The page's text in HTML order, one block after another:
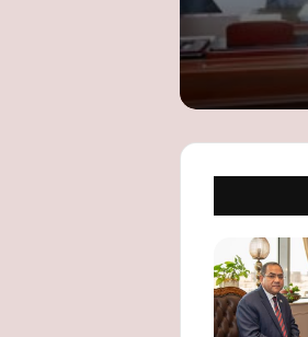
جنيه بنهاية
البنوك
الإفريقية